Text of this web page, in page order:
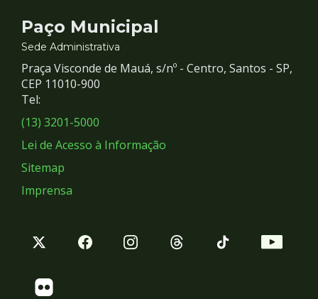
Contato
e
Redes
Sociais
Paço Municipal
Sede Administrativa
Praça Visconde de Mauá, s/nº - Centro, Santos - SP,
CEP 11010-900
Tel:
(13) 3201-5000
Lei de Acesso à Informação
Sitemap
Imprensa